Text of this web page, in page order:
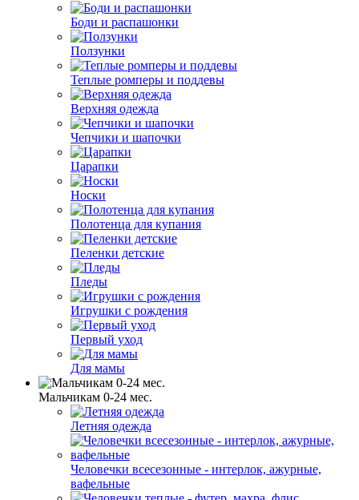
Боди и распашонки
Ползунки
Теплые ромперы и поддевы
Верхняя одежда
Чепчики и шапочки
Царапки
Носки
Полотенца для купания
Пеленки детские
Пледы
Игрушки с рождения
Первый уход
Для мамы
Мальчикам 0-24 мес.
Летняя одежда
Человечки всесезонные - интерлок, ажурные,
вафельные